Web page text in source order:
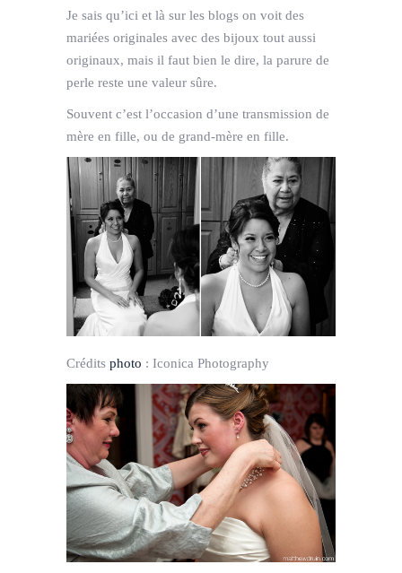
Je sais qu’ici et là sur les blogs on voit des
mariées originales avec des bijoux tout aussi
originaux, mais il faut bien le dire, la parure de
perle reste une valeur sûre.
Souvent c’est l’occasion d’une transmission de
mère en fille, ou de grand-mère en fille.
Crédits photo : Iconica Photography